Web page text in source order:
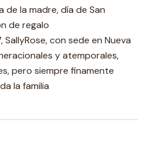
de la madre, día de San
de regalo
con sede en Nueva
y atemporales,
pero siempre finamente
la familia